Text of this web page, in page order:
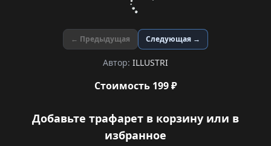
← Предыдущая Следующая →
Автор: ILLUSTRI
Стоимость 199 ₽
Добавьте трафарет в корзину или в
избранное